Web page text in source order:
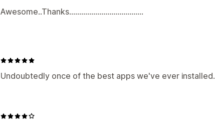
Awesome..Thanks.....................................
Undoubtedly once of the best apps we've ever installed.